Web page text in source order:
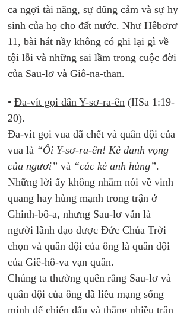
ca ngợi tài năng, sự dũng cảm và sự hy
sinh của họ cho đất nước. Như Hêbơrơ
11, bài hát nầy không có ghi lại gì về
tội lỗi và những sai lầm trong cuộc đời
của Sau-lơ và Giô-na-than.
• Đa-vít gọi dân Y-sơ-ra-ên (IISa 1:19-
20).
Đa-vít gọi vua đã chết và quân đội của
vua là “Ôi Y-sơ-ra-ên! Kẻ danh vọng
của ngươi” và “các kẻ anh hùng”.
Những lời ấy không nhằm nói về vinh
quang hay hùng mạnh trong trận ở
Ghinh-bô-a, nhưng Sau-lơ vẫn là
người lãnh đạo được Đức Chúa Trời
chọn và quân đội của ông là quân đội
của Giê-hô-va vạn quân.
Chúng ta thường quên rằng Sau-lơ và
quân đội của ông đã liều mạng sống
mình để chiến đấu và thắng nhiều trận